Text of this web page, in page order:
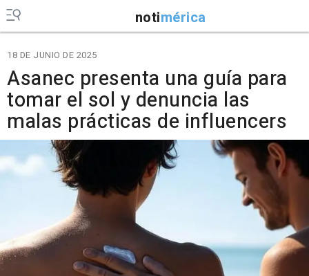
notimérica
18 DE JUNIO DE 2025
Asanec presenta una guía para
tomar el sol y denuncia las
malas prácticas de influencers